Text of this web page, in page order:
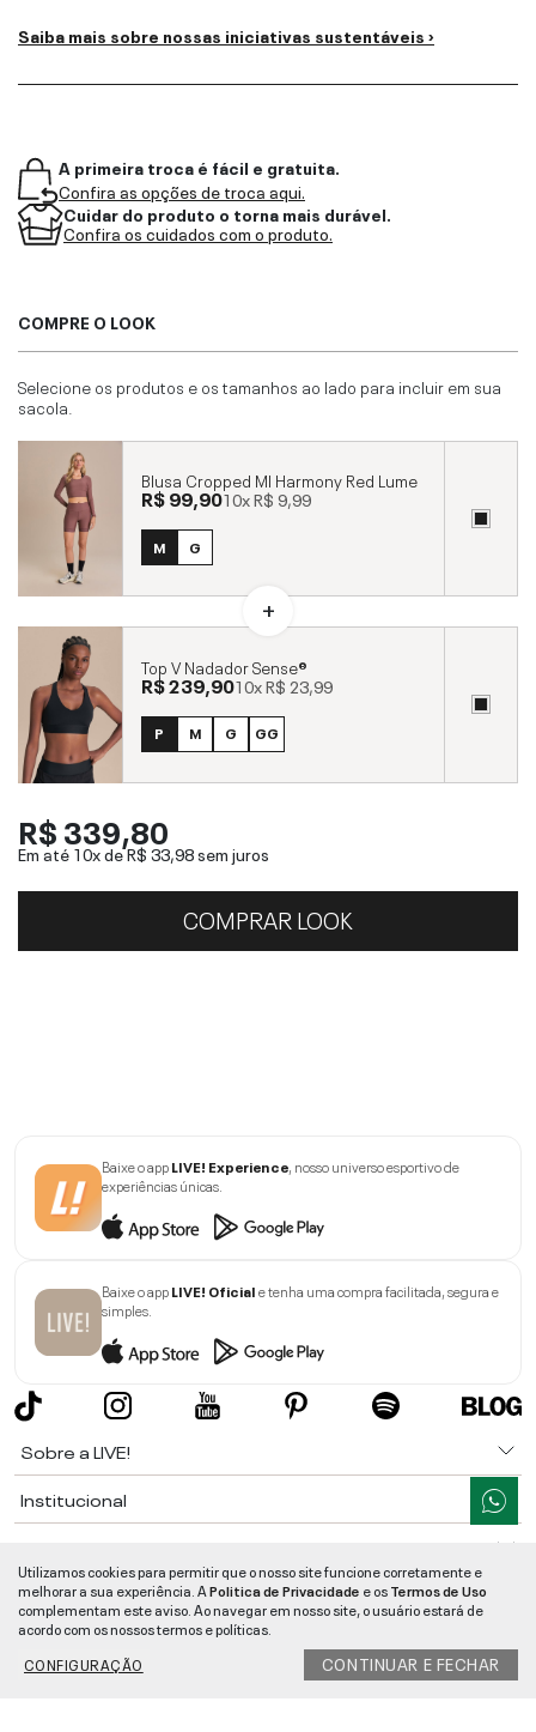
Saiba mais sobre nossas iniciativas sustentáveis ›
A primeira troca é fácil e gratuita.
Confira as opções de troca aqui.
Cuidar do produto o torna mais durável.
Confira os cuidados com o produto.
COMPRE O LOOK
Selecione os produtos e os tamanhos ao lado para incluir em sua
sacola.
Blusa Cropped Ml Harmony Red Lume
R$ 99,9010xR$ 9,99
M G
Top V Nadador Sense®
R$ 239,9010xR$ 23,99
P M G GG
R$ 339,80
Em até 10x deR$ 33,98sem juros
COMPRAR LOOK
Baixe o appLIVE! Experience , nosso universo esportivo de
experiências únicas.
Baixe o appLIVE! Oficiale tenha uma compra facilitada, segura e
simples.
Sobre a LIVE!
Institucional
Ajuda
Segurança e Qualidade
LIVE!©2026- TODOS OS DIREITOS RESERVADOS -RUA MANOEL FRANCISCO
Utilizamos cookies para permitir que o nosso site funcione corretamente e
melhorar a sua experiência. APolitica de Privacidade e osTermos de Uso
complementam este aviso. Ao navegar em nosso site, o usuário estará de
acordo com os nossos termos e políticas.
CONFIGURAÇÃO
CONTINUAR E FECHAR